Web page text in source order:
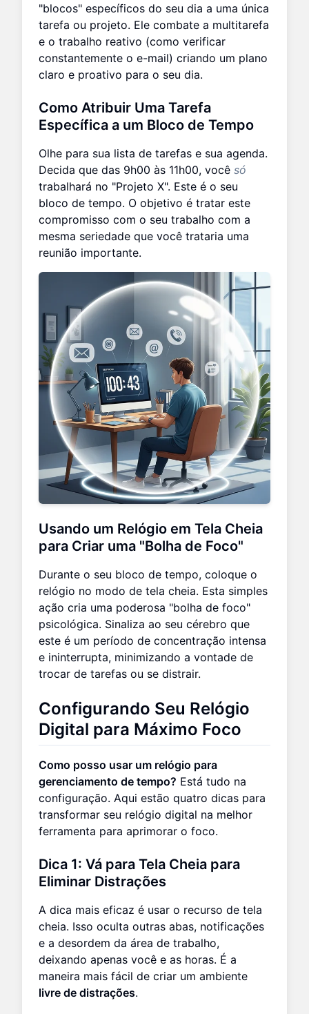
"blocos" específicos do seu dia a uma única
tarefa ou projeto. Ele combate a multitarefa
e o trabalho reativo (como verificar
constantemente o e-mail) criando um plano
claro e proativo para o seu dia.
Como Atribuir Uma Tarefa
Específica a um Bloco de Tempo
Olhe para sua lista de tarefas e sua agenda.
Decida que das 9h00 às 11h00, você só
trabalhará no "Projeto X". Este é o seu
bloco de tempo. O objetivo é tratar este
compromisso com o seu trabalho com a
mesma seriedade que você trataria uma
reunião importante.
Usando um Relógio em Tela Cheia
para Criar uma "Bolha de Foco"
Durante o seu bloco de tempo, coloque o
relógio no modo de tela cheia. Esta simples
ação cria uma poderosa "bolha de foco"
psicológica. Sinaliza ao seu cérebro que
este é um período de concentração intensa
e ininterrupta, minimizando a vontade de
trocar de tarefas ou se distrair.
Configurando Seu Relógio
Digital para Máximo Foco
Como posso usar um relógio para
gerenciamento de tempo? Está tudo na
configuração. Aqui estão quatro dicas para
transformar seu relógio digital na melhor
ferramenta para aprimorar o foco.
Dica 1: Vá para Tela Cheia para
Eliminar Distrações
A dica mais eficaz é usar o recurso de tela
cheia. Isso oculta outras abas, notificações
e a desordem da área de trabalho,
deixando apenas você e as horas. É a
maneira mais fácil de criar um ambiente
livre de distrações.